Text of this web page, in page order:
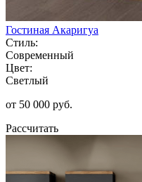
Гостиная Акаригуа
Стиль:
Современный
Цвет:
Светлый
от 50 000 руб.
Рассчитать